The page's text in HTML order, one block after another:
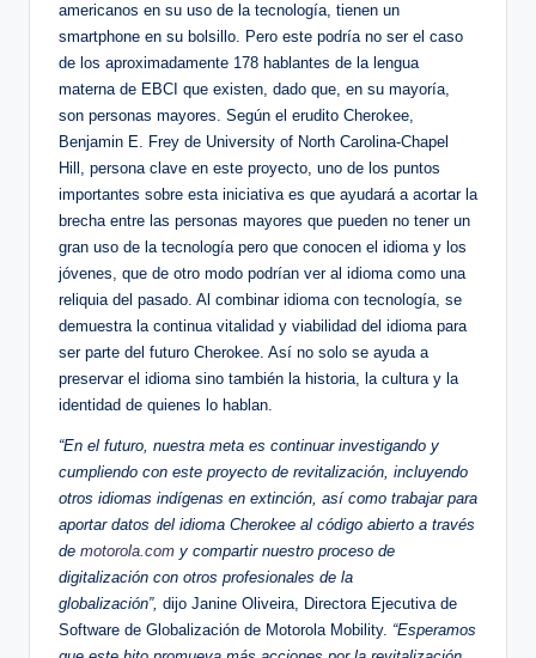
americanos en su uso de la tecnología, tienen un
smartphone en su bolsillo. Pero este podría no ser el caso
de los aproximadamente 178 hablantes de la lengua
materna de EBCI que existen, dado que, en su mayoría,
son personas mayores. Según el erudito Cherokee,
Benjamin E. Frey de University of North Carolina-Chapel
Hill, persona clave en este proyecto, uno de los puntos
importantes sobre esta iniciativa es que ayudará a acortar la
brecha entre las personas mayores que pueden no tener un
gran uso de la tecnología pero que conocen el idioma y los
jóvenes, que de otro modo podrían ver al idioma como una
reliquia del pasado. Al combinar idioma con tecnología, se
demuestra la continua vitalidad y viabilidad del idioma para
ser parte del futuro Cherokee. Así no solo se ayuda a
preservar el idioma sino también la historia, la cultura y la
identidad de quienes lo hablan.
“En el futuro, nuestra meta es continuar investigando y
cumpliendo con este proyecto de revitalización, incluyendo
otros idiomas indígenas en extinción, así como trabajar para
aportar datos del idioma Cherokee al código abierto a través
de motorola.com y compartir nuestro proceso de
digitalización con otros profesionales de la
globalización”, dijo Janine Oliveira, Directora Ejecutiva de
Software de Globalización de Motorola Mobility. “Esperamos